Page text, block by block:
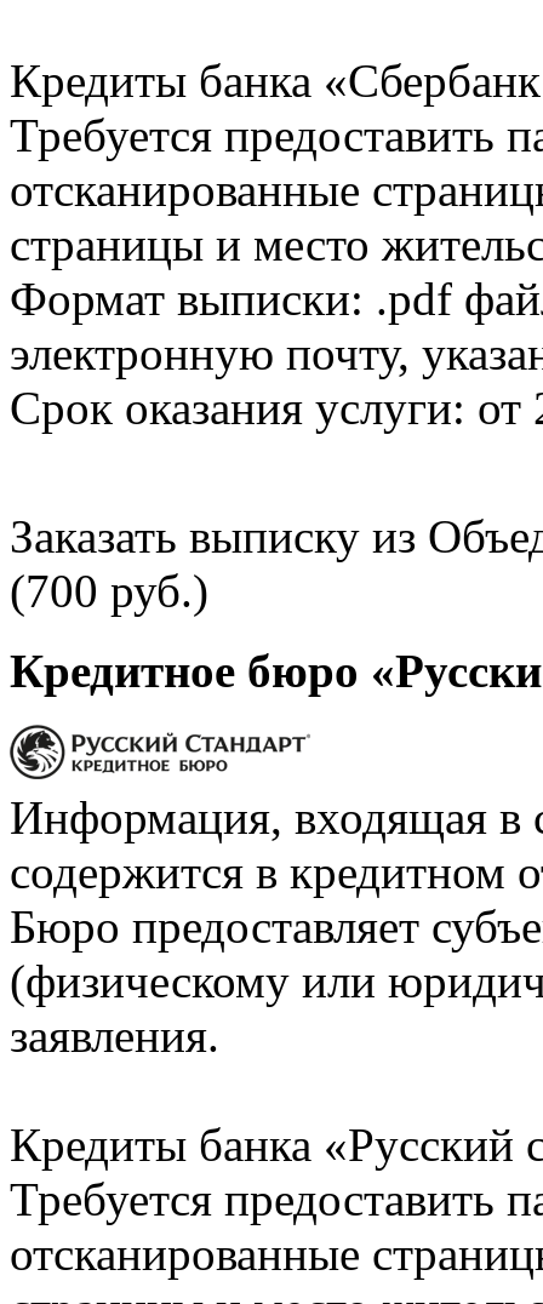
Кредиты банка
Требуется предоставить
отсканированные
страницы и место
Формат выписки: .pdf
электронную почту,
Срок оказания услуги: от
Заказать выписку из
(700 руб.)
Кредитное бюро
Информация, входящая в
содержится в кредитном
Бюро предоставляет
(физическому или
заявления.
Кредиты банка «Русский
Требуется предоставить
отсканированные